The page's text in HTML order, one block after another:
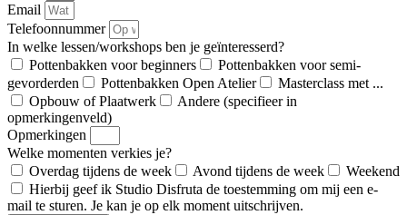
Email
Telefoonnummer
In welke lessen/workshops ben je geïnteresserd?
Pottenbakken voor beginners
Pottenbakken voor semi-
gevorderden
Pottenbakken Open Atelier
Masterclass met ...
Opbouw of Plaatwerk
Andere (specifieer in
opmerkingenveld)
Opmerkingen
Welke momenten verkies je?
Overdag tijdens de week
Avond tijdens de week
Weekend
Hierbij geef ik Studio Disfruta de toestemming om mij een e-
mail te sturen. Je kan je op elk moment uitschrijven.